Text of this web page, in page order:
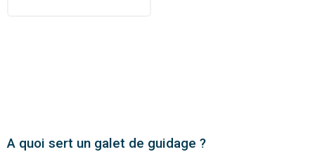
A quoi sert un galet de guidage ?